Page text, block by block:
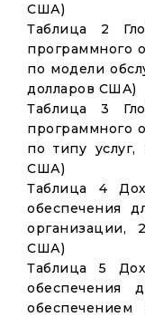
США)
Таблица 2
программного
по модели
долларов США)
Таблица 3
программного
по типу услуг,
США)
Таблица 4
обеспечения
организации,
США)
Таблица 5
обеспечения